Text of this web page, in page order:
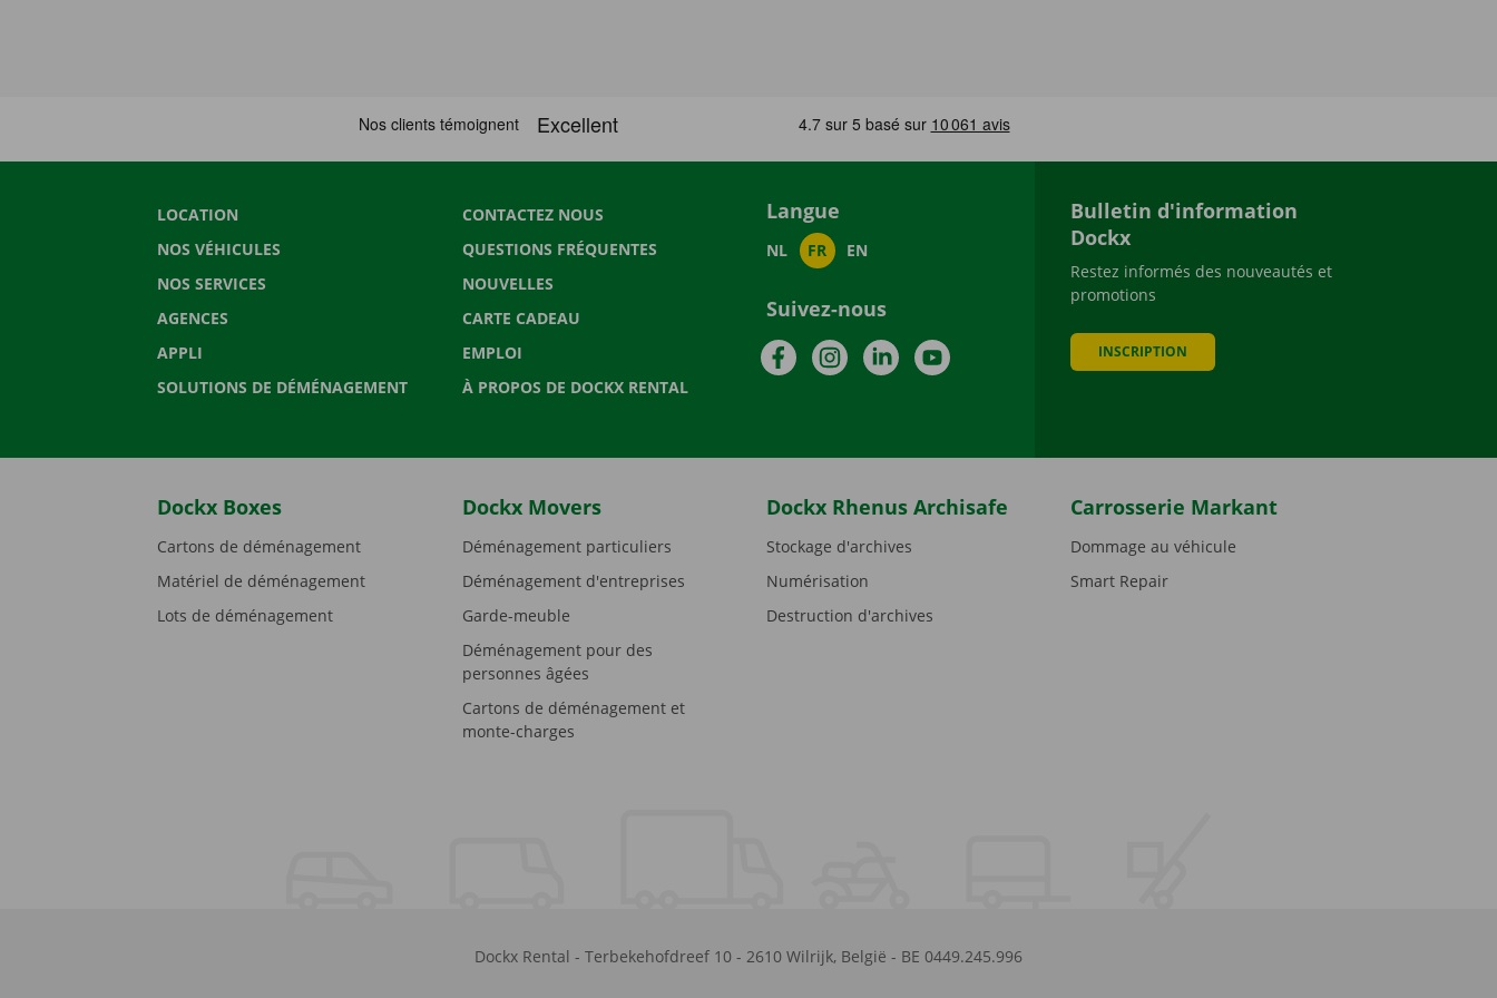
LOCATION
NOS VÉHICULES
NOS SERVICES
AGENCES
APPLI
SOLUTIONS DE DÉMÉNAGEMENT
CONTACTEZ NOUS
QUESTIONS FRÉQUENTES
NOUVELLES
CARTE CADEAU
EMPLOI
À PROPOS DE DOCKX RENTAL
Langue
NL FR EN
Suivez-nous
FacebookInstagramLinkedInYouTube
Bulletin d'information
Dockx
Restez informés des nouveautés et
promotions
INSCRIPTION
Dockx Boxes
Cartons de déménagement
Matériel de déménagement
Lots de déménagement
Dockx Movers
Déménagement particuliers
Déménagement d'entreprises
Garde-meuble
Déménagement pour des
personnes âgées
Cartons de déménagement et
monte-charges
Dockx Rhenus Archisafe
Stockage d'archives
Numérisation
Destruction d'archives
Carrosserie Markant
Dommage au véhicule
Smart Repair
Dockx Rental - Terbekehofdreef 10- 2610 Wilrijk, België - BE 0449.245.996